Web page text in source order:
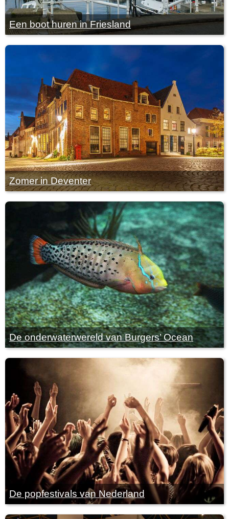
Een boot huren in Friesland
Zomer in Deventer
De onderwaterwereld van Burgers’ Ocean
De popfestivals van Nederland